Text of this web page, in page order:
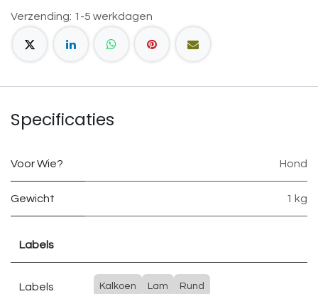
Verzending: 1-5 werkdagen
Specificaties
Voor Wie? Hond
Gewicht 1 kg
Labels
Labels Kalkoen Lam Rund